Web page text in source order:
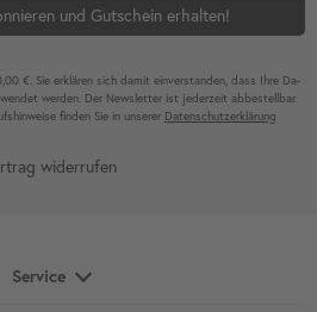
und Gutschein erhalten!
€. Sie erklären sich damit ein­ver­standen, dass Ihre Da­
werden. Der News­letter ist jeder­zeit ab­bestel­lbar.
finden Sie in unserer Daten­schutz­erklärung
widerrufen
Service